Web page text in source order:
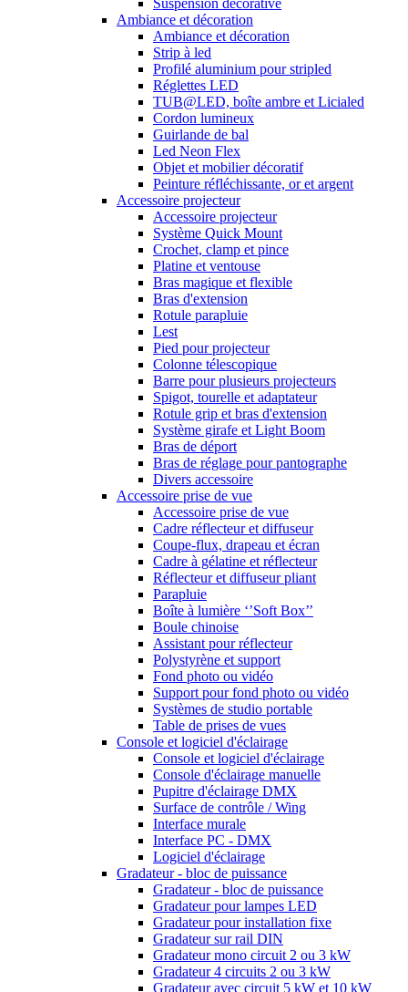
Suspension décorative
Ambiance et décoration
Ambiance et décoration
Strip à led
Profilé aluminium pour stripled
Réglettes LED
TUB@LED, boîte ambre et Licialed
Cordon lumineux
Guirlande de bal
Led Neon Flex
Objet et mobilier décoratif
Peinture réfléchissante, or et argent
Accessoire projecteur
Accessoire projecteur
Système Quick Mount
Crochet, clamp et pince
Platine et ventouse
Bras magique et flexible
Bras d'extension
Rotule parapluie
Lest
Pied pour projecteur
Colonne télescopique
Barre pour plusieurs projecteurs
Spigot, tourelle et adaptateur
Rotule grip et bras d'extension
Système girafe et Light Boom
Bras de déport
Bras de réglage pour pantographe
Divers accessoire
Accessoire prise de vue
Accessoire prise de vue
Cadre réflecteur et diffuseur
Coupe-flux, drapeau et écran
Cadre à gélatine et réflecteur
Réflecteur et diffuseur pliant
Parapluie
Boîte à lumière ‘’Soft Box’’
Boule chinoise
Assistant pour réflecteur
Polystyrène et support
Fond photo ou vidéo
Support pour fond photo ou vidéo
Systèmes de studio portable
Table de prises de vues
Console et logiciel d'éclairage
Console et logiciel d'éclairage
Console d'éclairage manuelle
Pupitre d'éclairage DMX
Surface de contrôle / Wing
Interface murale
Interface PC - DMX
Logiciel d'éclairage
Gradateur - bloc de puissance
Gradateur - bloc de puissance
Gradateur pour lampes LED
Gradateur pour installation fixe
Gradateur sur rail DIN
Gradateur mono circuit 2 ou 3 kW
Gradateur 4 circuits 2 ou 3 kW
Gradateur avec circuit 5 kW et 10 kW